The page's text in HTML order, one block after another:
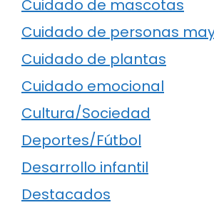
Cuidado de mascotas
Cuidado de personas
Cuidado de plantas
Cuidado emocional
Cultura/Sociedad
Deportes/Fútbol
Desarrollo infantil
Destacados